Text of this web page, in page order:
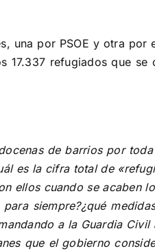
una por PSOE y otra por
17.337 refugiados que se
de barrios por toda
es la cifra total de
ellos cuando se acaben
siempre?¿qué
a la Guardia Civil
que el gobierno